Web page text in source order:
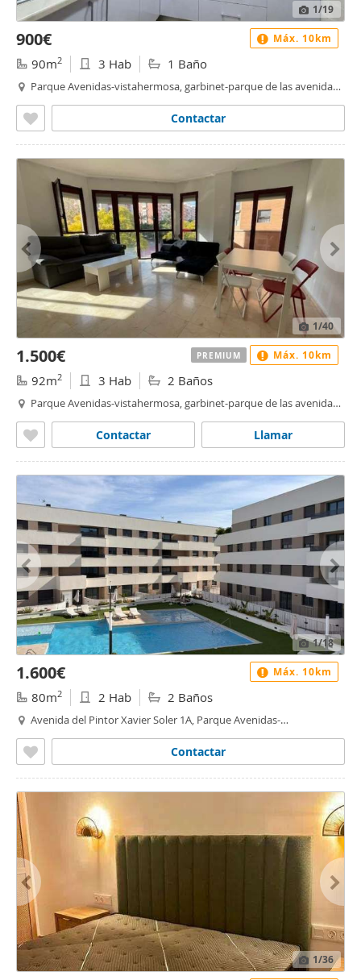
1/19
900€
90m2 3 Hab 1 Baño
Parque Avenidas-vistahermosa, garbinet-parque de las avenidas,
Contactar
Máx. 10km
1/40
1.500€
92m2 3 Hab 2 Baños
Parque Avenidas-vistahermosa, garbinet-parque de las avenidas,
Llamar
Contactar
PREMIUM Máx. 10km
1/18
1.600€
80m2 2 Hab 2 Baños
Avenida del Pintor Xavier Soler 1A, Parque Avenidas-
Contactar
Máx. 10km
1/36